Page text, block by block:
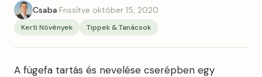
Csaba·Frissítve október 15, 2020
Kerti Növények Tippek & Tanácsok
A fügefa tartás és nevelése cserépben egy